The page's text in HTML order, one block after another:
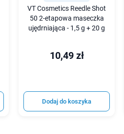
VT Cosmetics Reedle Shot
50 2-etapowa maseczka
ujędrniająca - 1,5 g + 20 g
10,49 zł
Dodaj do koszyka